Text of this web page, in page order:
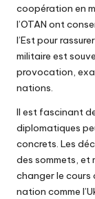
coopération en
l’OTAN ont
l’Est pour
militaire est
provocation,
nations.
Il est fascinant
diplomatiques
concrets. Les
des sommets, et
changer le cours
nation comme